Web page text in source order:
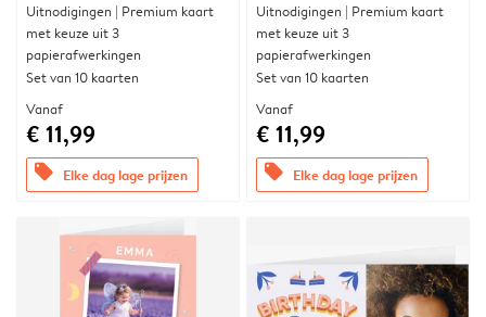
Uitnodigingen | Premium kaart
met keuze uit 3
papierafwerkingen
Set van 10 kaarten
Vanaf
€ 11,99
offers Elke dag lage prijzen
Uitnodigingen | Premium kaart
met keuze uit 3
papierafwerkingen
Set van 10 kaarten
Vanaf
€ 11,99
offers Elke dag lage prijzen